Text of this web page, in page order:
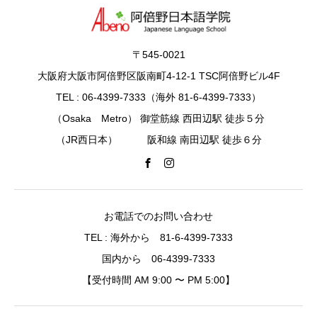
〒545-0021
大阪府大阪市阿倍野区阪南町4-12-1 TSC阿倍野ビル4F
TEL : 06-4399-7333（海外 81-6-4399-7333）
（Osaka Metro） 御堂筋線 西田辺駅 徒歩５分
（JR西日本） 阪和線 南田辺駅 徒歩６分
お電話でのお問い合わせ
TEL : 海外から 81-6-4399-7333
国内から 06-4399-7333
【受付時間 AM 9:00 〜 PM 5:00】